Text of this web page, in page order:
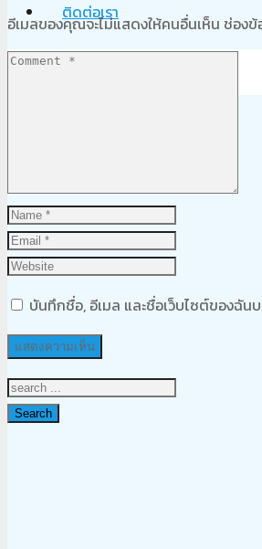
ติดต่อเรา
อีเมลของคุณจะไม่แสดงให้คนอื่นเห็น ช่องข้
บันทึกชื่อ, อีเมล และชื่อเว็บไซต์ของฉัน
Search